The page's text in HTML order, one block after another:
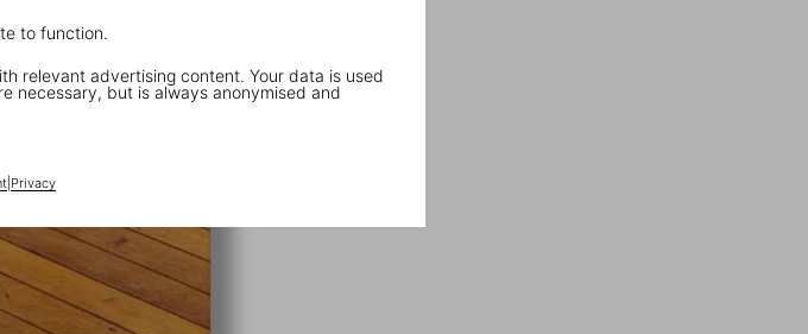
to function.
relevant advertising content. Your data is used
necessary, but is always anonymised and
| Privacy